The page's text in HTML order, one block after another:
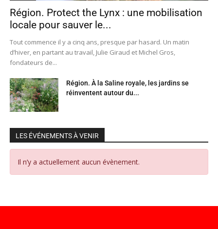
Région. Protect the Lynx : une mobilisation
locale pour sauver le...
Tout commence il y a cinq ans, presque par hasard. Un matin
d’hiver, en partant au travail, Julie Giraud et Michel Gros,
fondateurs de...
Région. À la Saline royale, les jardins se
réinventent autour du...
LES ÉVÉNEMENTS À VENIR
Il n’y a actuellement aucun évènement.